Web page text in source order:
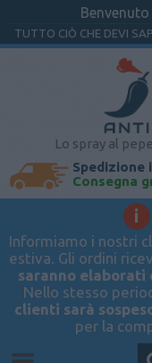
TUTTO CIÒ CHE DEVI
Lo spray al
Spedizione
Consegna
i
Informiamo i nostri
estiva. Gli ordini
saranno elaborati
Nello stesso
clienti sarà
per la